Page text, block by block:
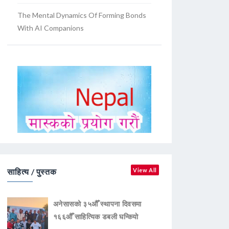
The Mental Dynamics Of Forming Bonds
With AI Companions
साहित्य / पुस्तक View All
अनेसासको ३५औँ स्थापना दिवसमा
१६६औँ साहित्यिक डबली घन्कियाे